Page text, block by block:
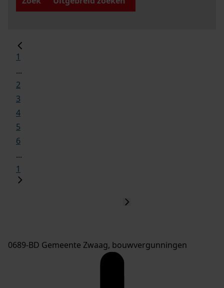
1
...
2
3
4
5
6
...
1
0689-BD Gemeente Zwaag, bouwvergunningen